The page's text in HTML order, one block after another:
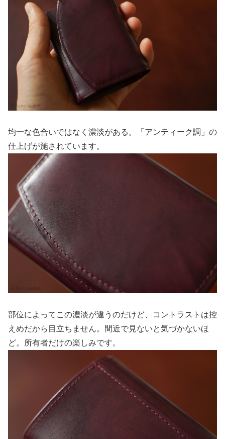
均一な色合いではなく濃淡がある。「アンティーク調」の
仕上げが施されています。
部位によってこの濃淡が違うのだけど、コントラストは控
えめだから目立ちません。間近で見ないと気づかないほ
ど。所有者だけの楽しみです。